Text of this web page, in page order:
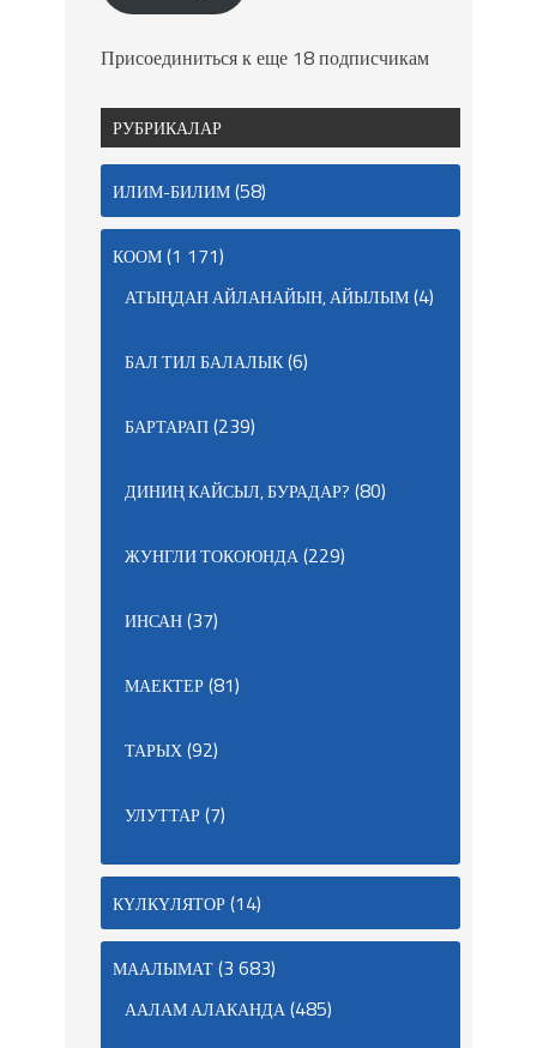
Присоединиться к еще 18 подписчикам
РУБРИКАЛАР
ИЛИМ-БИЛИМ(58)
КООМ(1 171)
АТЫҢДАН АЙЛАНАЙЫН, АЙЫЛЫМ(4)
БАЛ ТИЛ БАЛАЛЫК(6)
БАРТАРАП(239)
ДИНИҢ КАЙСЫЛ, БУРАДАР? (80)
ЖУНГЛИ ТОКОЮНДА(229)
ИНСАН(37)
МАЕКТЕР(81)
ТАРЫХ(92)
УЛУТТАР(7)
КҮЛКҮЛЯТОР(14)
МААЛЫМАТ(3 683)
ААЛАМ АЛАКАНДА(485)